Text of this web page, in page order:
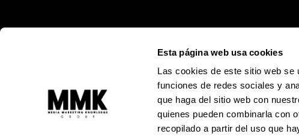
Esta página web usa cookies
Las cookies de este sitio web se
funciones de redes sociales y
que haga del sitio web con
quienes pueden combinarla con
recopilado a partir del uso que